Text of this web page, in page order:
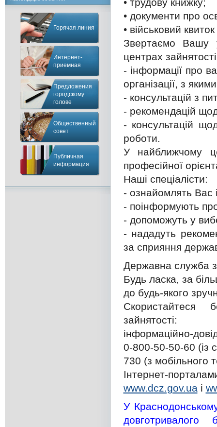
• документи про
• військовий
Звертаємо Вашу
центрах
- інформації про
організації, з
- консультацій з
- рекомендацій
- консультацій
роботи.
У найближчому
професійної
Наші спеціалісти:
- ознайомлять Вас
- поінформують
- допоможуть у
- нададуть
за сприяння
Державна служба
Будь ласка, за
до будь-якого
Скористайтеся
зайнятості:
інформаційно-
0-800-50-50-60 (із
730 (з мобільного
Інтернет-
www.dcz.gov.uaі
У Краснодонському
довготривалого
Горячая линия
Интернет-
приемная
Предложения
городскому
голове
Общественный
совет
Публичная
информация